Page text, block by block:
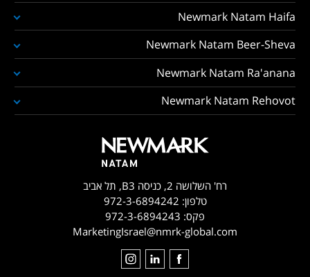
Newmark Natam Haifa
Newmark Natam Beer-Sheva
Newmark Natam Ra'anana
Newmark Natam Rehovot
רח' השלושה 2, כניסה B3, תל אביב
טלפון: 972-3-6894242
פקס: 972-3-6894243
MarketingIsrael@nmrk-global.com